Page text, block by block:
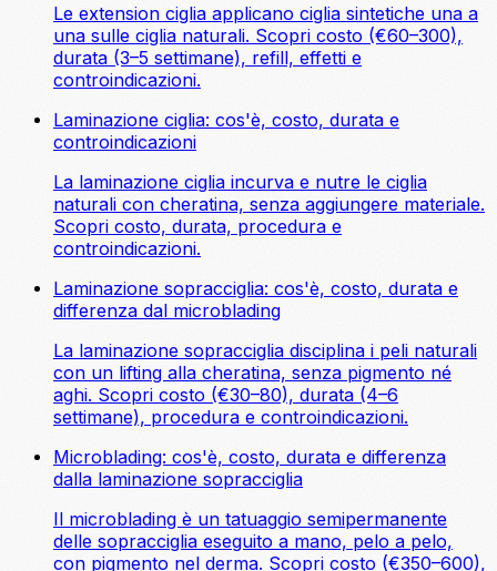
Le extension ciglia applicano ciglia sintetiche una a
una sulle ciglia naturali. Scopri costo (€60–300),
durata (3–5 settimane), refill, effetti e
controindicazioni.
Laminazione ciglia: cos'è, costo, durata e
controindicazioni
La laminazione ciglia incurva e nutre le ciglia
naturali con cheratina, senza aggiungere materiale.
Scopri costo, durata, procedura e
controindicazioni.
Laminazione sopracciglia: cos'è, costo, durata e
differenza dal microblading
La laminazione sopracciglia disciplina i peli naturali
con un lifting alla cheratina, senza pigmento né
aghi. Scopri costo (€30–80), durata (4–6
settimane), procedura e controindicazioni.
Microblading: cos'è, costo, durata e differenza
dalla laminazione sopracciglia
Il microblading è un tatuaggio semipermanente
delle sopracciglia eseguito a mano, pelo a pelo,
con pigmento nel derma. Scopri costo (€350–600),